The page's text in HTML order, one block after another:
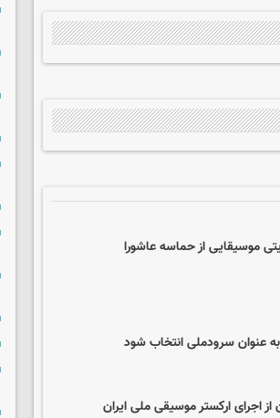
موسیقایی از حماسه عاشورا
به عنوان سرودملی انتخاب شود
اجرای ارکستر موسیقی ملی ایران